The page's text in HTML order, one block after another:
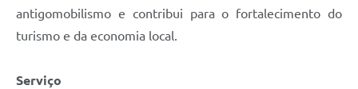
antigomobilismo e contribui para o fortalecimento do
turismo e da economia local.
Serviço